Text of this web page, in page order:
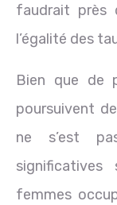
faudrait près
l’égalité des
Bien que de
poursuivent
ne s’est
femmes